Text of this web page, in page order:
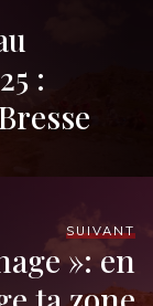
:
SUIVANT
»: en